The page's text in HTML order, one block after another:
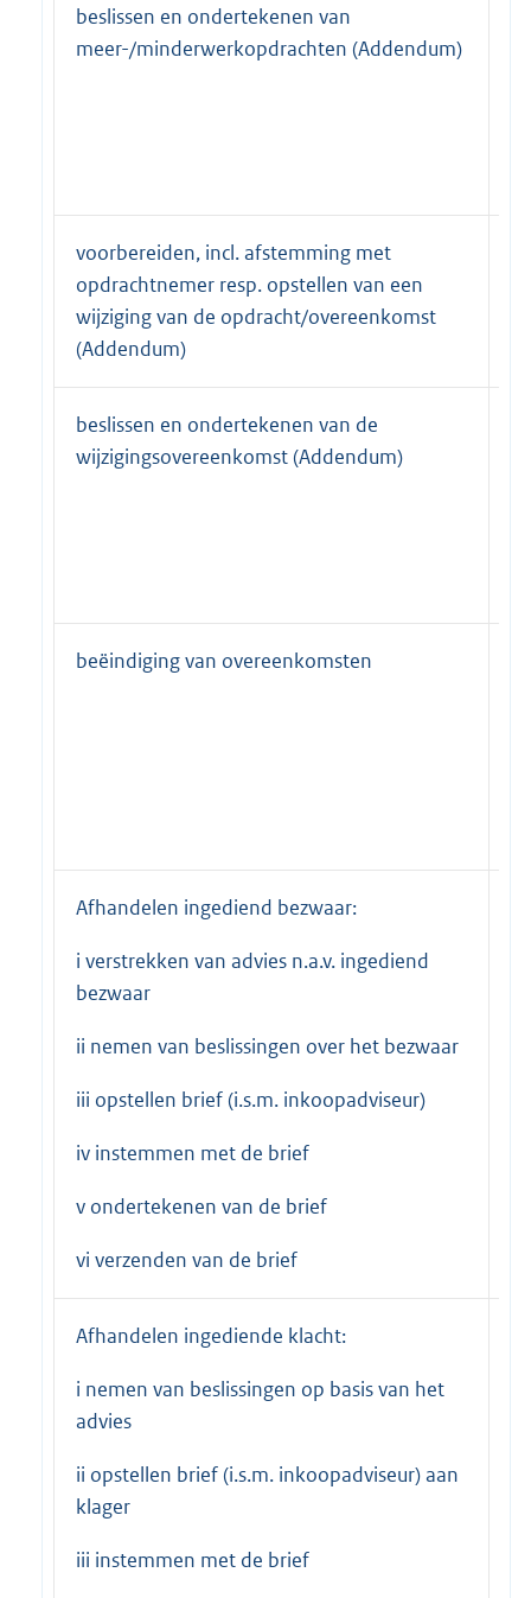
beslissen en ondertekenen van
meer-/minderwerkopdrachten (Addendum)
voorbereiden, incl. afstemming met
opdrachtnemer resp. opstellen van een
wijziging van de opdracht/overeenkomst
(Addendum)
beslissen en ondertekenen van de
wijzigingsovereenkomst (Addendum)
beëindiging van overeenkomsten
Afhandelen ingediend bezwaar:
i verstrekken van advies n.a.v. ingediend
bezwaar
ii nemen van beslissingen over het bezwaar
iii opstellen brief (i.s.m. inkoopadviseur)
iv instemmen met de brief
v ondertekenen van de brief
vi verzenden van de brief
Afhandelen ingediende klacht:
i nemen van beslissingen op basis van het
advies
ii opstellen brief (i.s.m. inkoopadviseur) aan
klager
iii instemmen met de brief